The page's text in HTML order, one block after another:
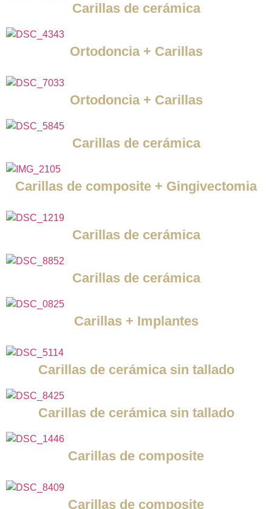
Carillas de cerámica
Ortodoncia + Carillas
Ortodoncia + Carillas
Carillas de cerámica
Carillas de composite + Gingivectomia
Carillas de cerámica
Carillas de cerámica
Carillas + Implantes
Carillas de cerámica sin tallado
Carillas de cerámica sin tallado
Carillas de composite
Carillas de composite